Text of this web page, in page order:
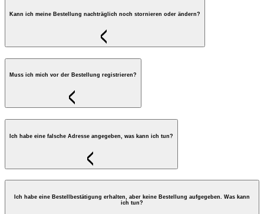
Kann ich meine Bestellung nachträglich noch stornieren oder ändern?
Muss ich mich vor der Bestellung registrieren?
Ich habe eine falsche Adresse angegeben, was kann ich tun?
Ich habe eine Bestellbestätigung erhalten, aber keine Bestellung aufgegeben. Was kann
ich tun?